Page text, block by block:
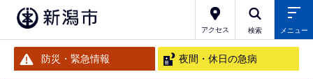
アクセス 検索 メニュー
防災・緊急情報 夜間・休日の急病